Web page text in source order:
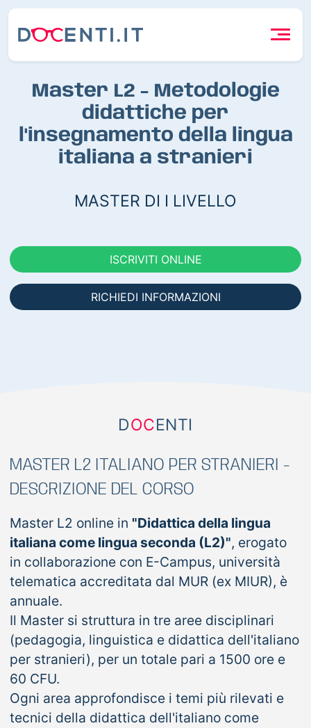
Master L2 - Metodologie
didattiche per
l'insegnamento della lingua
italiana a stranieri
MASTER DI I LIVELLO
ISCRIVITI ONLINE
RICHIEDI INFORMAZIONI
DOCENTI
MASTER L2 ITALIANO PER STRANIERI -
DESCRIZIONE DEL CORSO
Master L2 online in "Didattica della lingua
italiana come lingua seconda (L2)", erogato
in collaborazione con E-Campus, università
telematica accreditata dal MUR (ex MIUR), è
annuale.
Il Master si struttura in tre aree disciplinari
(pedagogia, linguistica e didattica dell'italiano
per stranieri), per un totale pari a 1500 ore e
60 CFU.
Ogni area approfondisce i temi più rilevati e
tecnici della didattica dell'italiano come